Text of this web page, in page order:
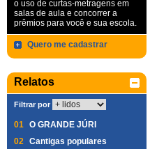
o uso de curtas-metragens em
salas de aula e concorrer a
prêmios para você e sua escola.
Quero me cadastrar
Relatos
Filtrar por
01 O GRANDE JÚRI
02 Cantigas populares